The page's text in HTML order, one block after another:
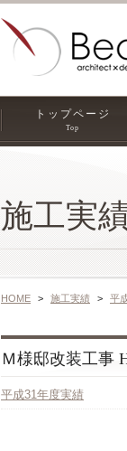
トップページ
Top
施工実
HOME 施工実績 平
Ｍ様邸改装工事
平成31年度実績